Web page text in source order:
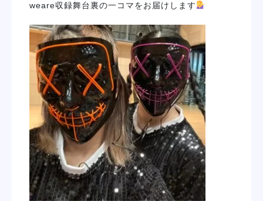
weare収録舞台裏の一コマをお届けします
入学案内
スクールライフ
訪問者別